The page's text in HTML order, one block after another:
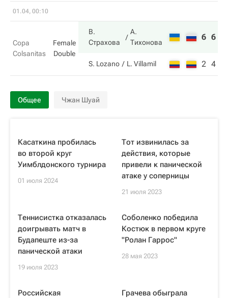
01.04, 00:10
Copa
Colsanitas
Female
Double
В.
Страхова
А.
Тихонова
6 6
S. Lozano L. Villamil 2 4
Общее Чжан Шуай
Касаткина пробилась
во второй круг
Уимблдонского турнира
01 июля 2024
Тот извинилась за
действия, которые
привели к панической
атаке у соперницы
21 июля 2023
Теннисистка отказалась
доигрывать матч в
Будапеште из-за
панической атаки
19 июля 2023
Соболенко победила
Костюк в первом круге
"Ролан Гаррос"
28 мая 2023
Российская
Грачева обыграла